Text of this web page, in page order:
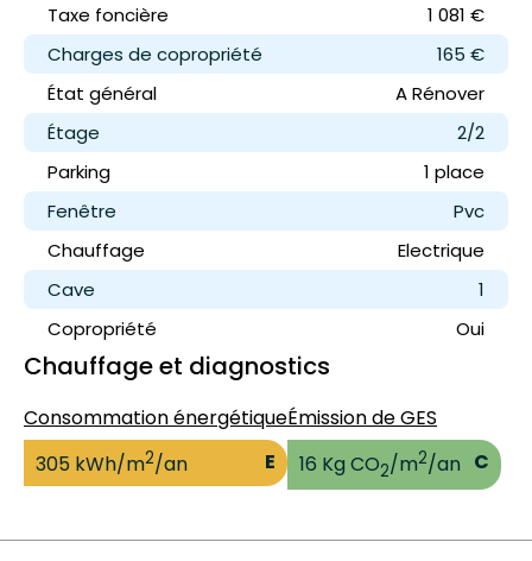
Taxe foncière
1 081 €
Charges de copropriété
165 €
État général
A Rénover
Étage
2/2
Parking
1 place
Fenêtre
Pvc
Chauffage
Electrique
Cave
1
Copropriété
Oui
Chauffage et diagnostics
Consommation énergétique
305 kWh/m2/an E
Émission de GES
16 Kg CO2/m2/an C